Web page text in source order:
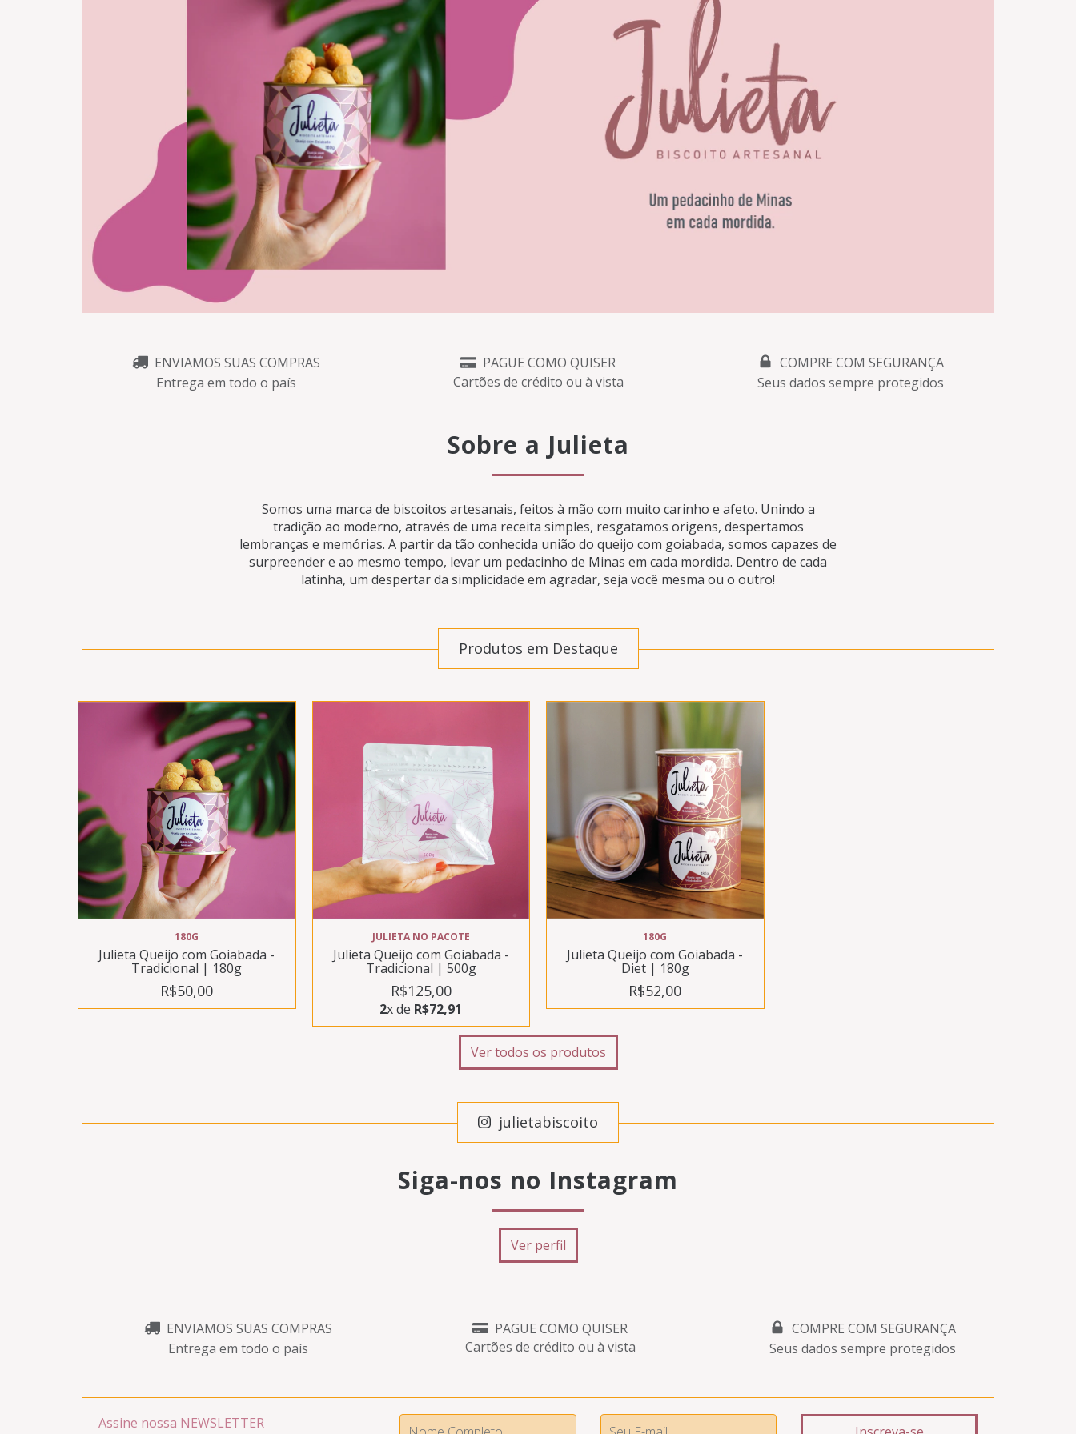
ENVIAMOS SUAS COMPRAS
Entrega em todo o país
PAGUE COMO QUISER
Cartões de crédito ou à vista
COMPRE COM SEGURANÇA
Seus dados sempre protegidos
Sobre a Julieta
Somos uma marca de biscoitos artesanais, feitos à mão com muito carinho e afeto. Unindo a
tradição ao moderno, através de uma receita simples, resgatamos origens, despertamos
lembranças e memórias. A partir da tão conhecida união do queijo com goiabada, somos capazes de
surpreender e ao mesmo tempo, levar um pedacinho de Minas em cada mordida. Dentro de cada
latinha, um despertar da simplicidade em agradar, seja você mesma ou o outro!
Produtos em Destaque
180G
Julieta Queijo com Goiabada -
Tradicional | 180g
R$50,00
JULIETA NO PACOTE
Julieta Queijo com Goiabada -
Tradicional | 500g
R$125,00
2x de R$72,91
180G
Julieta Queijo com Goiabada -
Diet | 180g
R$52,00
Ver todos os produtos
julietabiscoito
Siga-nos no Instagram
Ver perfil
ENVIAMOS SUAS COMPRAS
Entrega em todo o país
PAGUE COMO QUISER
Cartões de crédito ou à vista
COMPRE COM SEGURANÇA
Seus dados sempre protegidos
Assine nossa NEWSLETTER